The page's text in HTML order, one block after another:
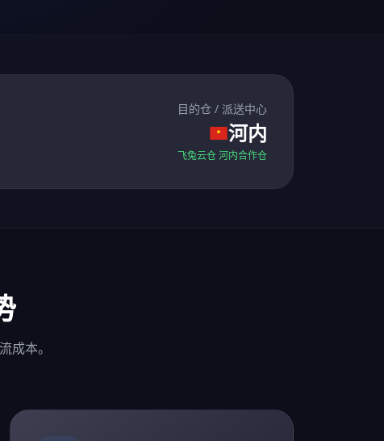
目的仓 / 派送中心
河内
飞兔云仓 河内合作仓
成本。